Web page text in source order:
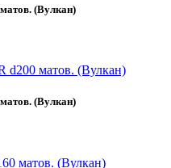
(Вулкан)
(Вулкан)